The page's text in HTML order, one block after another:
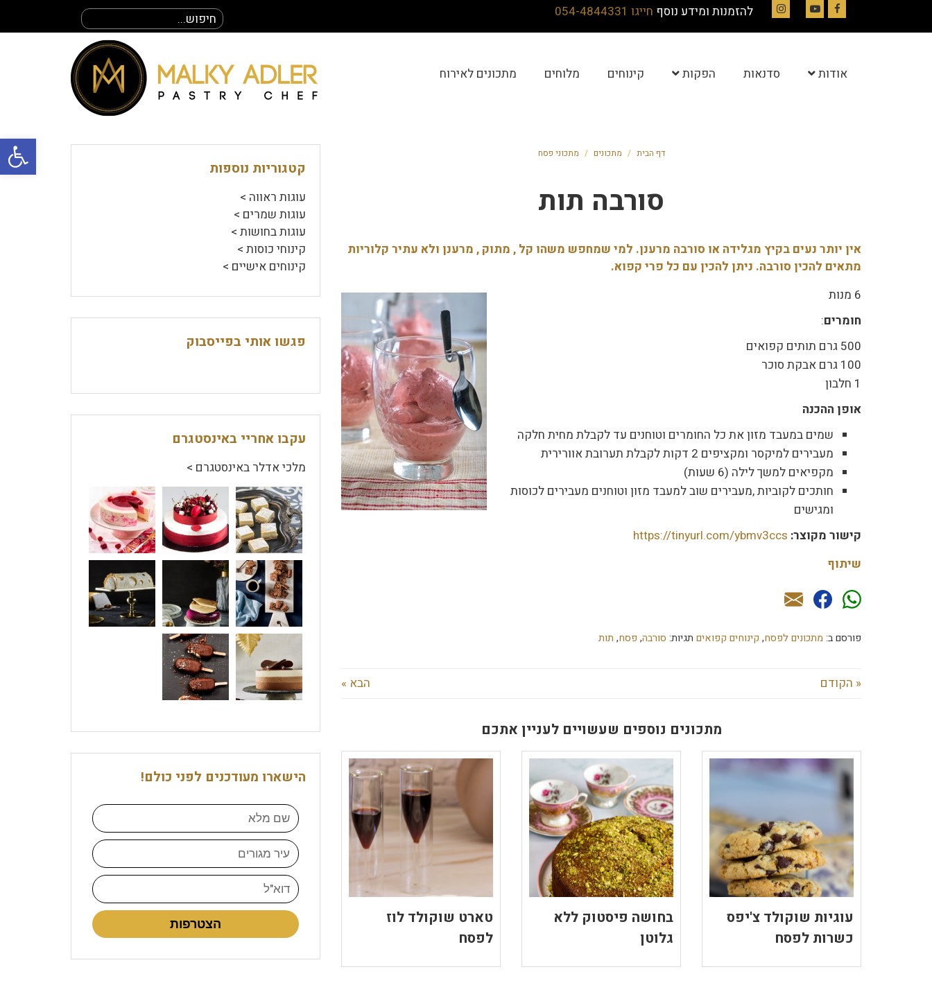
פתח
להזמנות ומידע נוסף חייגו 054-4844331
חיפוש
עבור:
אודות סדנאות הפקות קינוחים מלוחים מתכונים לאירוח
דף הבית / מתכונים / מתכוני פסח
סורבה תות
אין יותר נעים בקיץ מגלידה או סורבה מרענן. למי שמחפש משהו קל , מתוק , מרענן ולא עתיר קלוריות
מתאים להכין סורבה. ניתן להכין עם כל פרי קפוא.
6 מנות
חומרים:
500 גרם תותים קפואים
100 גרם אבקת סוכר
1 חלבון
אופן ההכנה
שמים במעבד מזון את כל החומרים וטוחנים עד לקבלת מחית חלקה
מעבירים למיקסר ומקציפים 2 דקות לקבלת תערובת אוורירית
מקפיאים למשך לילה (6 שעות)
חותכים לקוביות ,מעבירים שוב למעבד מזון וטוחנים מעבירים לכוסות
ומגישים
קישור מקוצר: https://tinyurl.com/ybmv3ccs
שיתוף
פורסם ב: מתכונים לפסח, קינוחים קפואים תגיות: סורבה, פסח, תות
« הקודם הבא »
מתכונים נוספים שעשויים לעניין אתכם
עוגיות שוקולד צ'יפס
כשרות לפסח
בחושה פיסטוק ללא
גלוטן
טארט שוקולד לוז
לפסח
קטגוריות נוספות
עוגות ראווה >
עוגות שמרים >
עוגות בחושות >
קינוחי כוסות >
קינוחים אישיים >
פגשו אותי בפייסבוק
עקבו אחריי באינסטגרם
מלכי אדלר באינסטגרם >
הישארו מעודכנים לפני כולם!
הצטרפות